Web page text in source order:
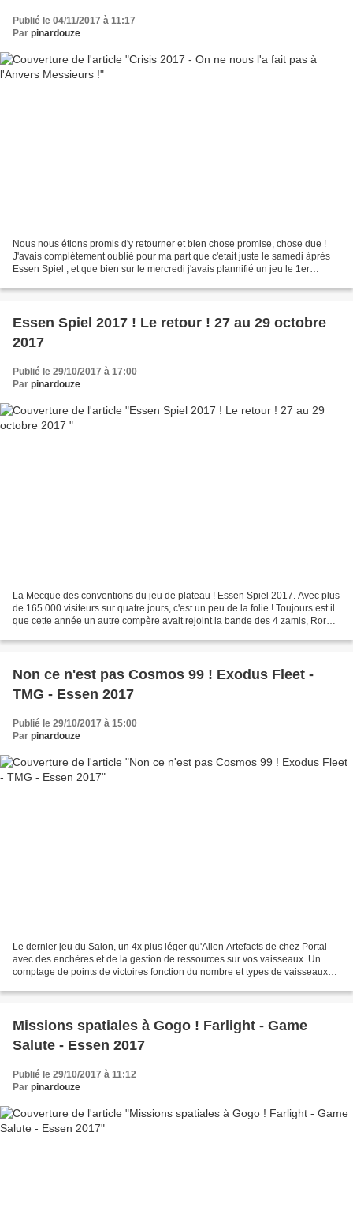
Publié le 04/11/2017 à 11:17
Par pinardouze
Nous nous étions promis d'y retourner et bien chose promise, chose due !
J'avais complétement oublié pour ma part que c'etait juste le samedi àprès
Essen Spiel , et que bien sur le mercredi j'avais plannifié un jeu le 1er
Essen Spiel 2017 ! Le retour ! 27 au 29 octobre
2017
Publié le 29/10/2017 à 17:00
Par pinardouze
La Mecque des conventions du jeu de plateau ! Essen Spiel 2017. Avec plus
de 165 000 visiteurs sur quatre jours, c'est un peu de la folie ! Toujours est il
que cette année un autre compère avait rejoint la bande des 4 zamis, Roro
Non ce n'est pas Cosmos 99 ! Exodus Fleet -
TMG - Essen 2017
Publié le 29/10/2017 à 15:00
Par pinardouze
Le dernier jeu du Salon, un 4x plus léger qu'Alien Artefacts de chez Portal
avec des enchères et de la gestion de ressources sur vos vaisseaux. Un
comptage de points de victoires fonction du nombre et types de vaisseaux
Missions spatiales à Gogo ! Farlight - Game
Salute - Essen 2017
Publié le 29/10/2017 à 11:12
Par pinardouze